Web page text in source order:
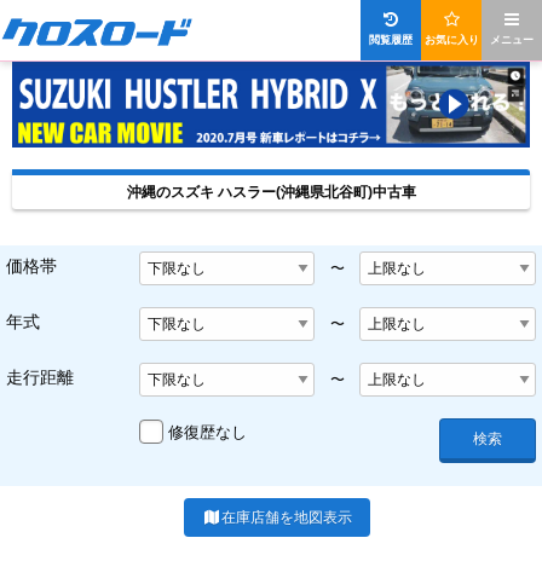
メニュー
お気に入り
閲覧履歴
沖縄のスズキ ハスラー(沖縄県北谷町)中古車
価格帯 〜
年式 〜
走行距離 〜
修復歴なし 検索
在庫店舗を地図表示